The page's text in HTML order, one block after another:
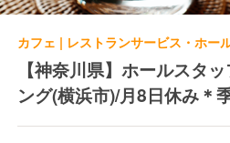
カフェ | レストランサービス・ホー
【神奈川県】ホールスタ
ング(横浜市)/月8日休み＊
アップのチャンスあり